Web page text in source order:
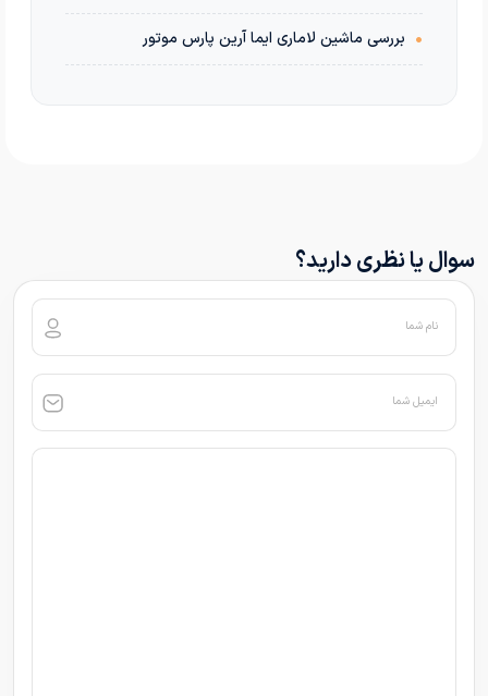
• بررسی ماشین لاماری ایما آرین پارس موتور
سوال یا نظری دارید؟
نام شما
ایمیل شما